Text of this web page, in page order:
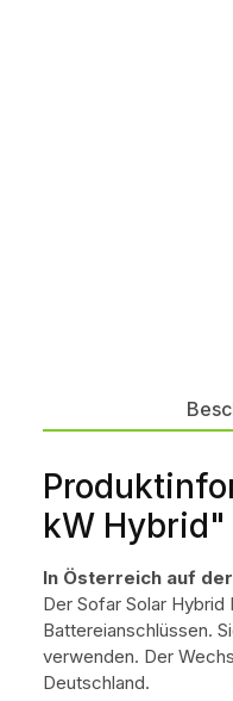
kW Hybrid"
In Österreich auf
Der Sofar Solar
Battereianschlüssen.
verwenden. Der
Deutschland.